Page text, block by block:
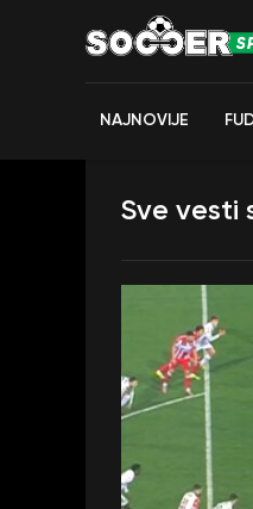
NAJNOVIJE
Sve vesti